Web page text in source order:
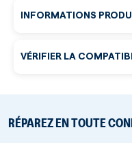
INFORMATIONS
RÉPAREZ EN TOUTE
VÉRIFIER LA